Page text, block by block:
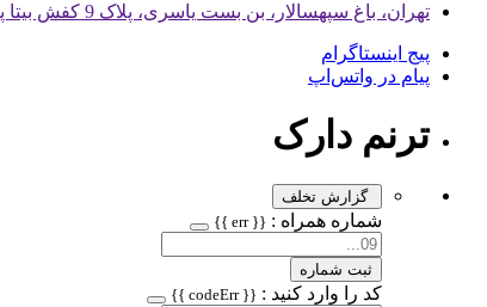
تهران، باغ سپهسالار، بن بست یاسری، پلاک 9 کفش بیتا پاسارگاد
پیج اینستاگرام
پیام در واتس‌اپ
ترنم دارک
گزارش تخلف
شماره همراه : {{ err }}
ثبت شماره
کد را وارد کنید : {{ codeErr }}